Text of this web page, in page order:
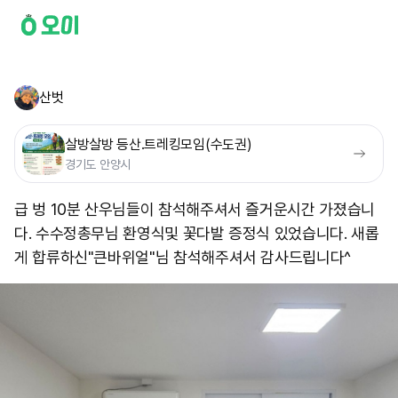
산벗
살방살방 등산.트레킹모임(수도권)
경기도 안양시
급 벙 10분 산우님들이 참석해주셔서 즐거운시간 가졌습니
다. 수수정총무님 환영식및 꽃다발 증정식 있었습니다. 새롭
게 합류하신"큰바위얼"님 참석해주셔서 감사드립니다^